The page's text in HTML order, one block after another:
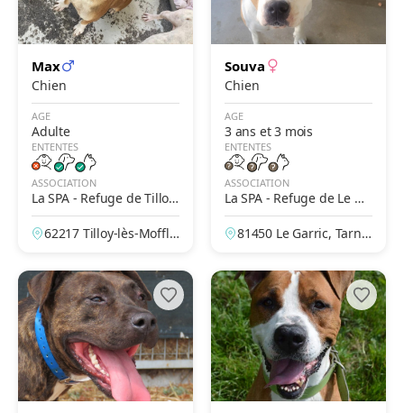
Max
Chien
AGE
Adulte
ENTENTES
ASSOCIATION
La SPA - Refuge de Tilloy-
Les-Mofflaines – Arras
62217 Tilloy-lès-Moffla
ance
Souva
Chien
AGE
3 ans et 3 mois
ENTENTES
ASSOCIATION
La SPA - Refuge de Le Ga
rric – Albi
81450 Le Garric, Tarn,